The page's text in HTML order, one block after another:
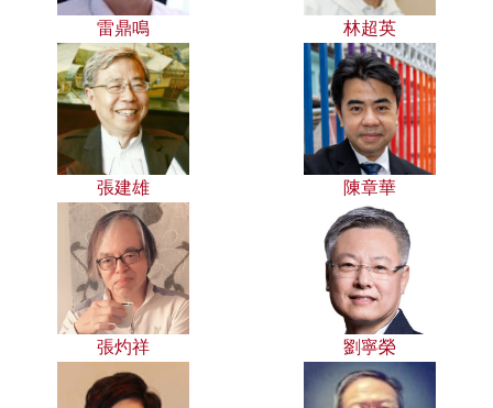
雷鼎鳴 林超英
張建雄 陳章華
張灼祥 劉寧榮